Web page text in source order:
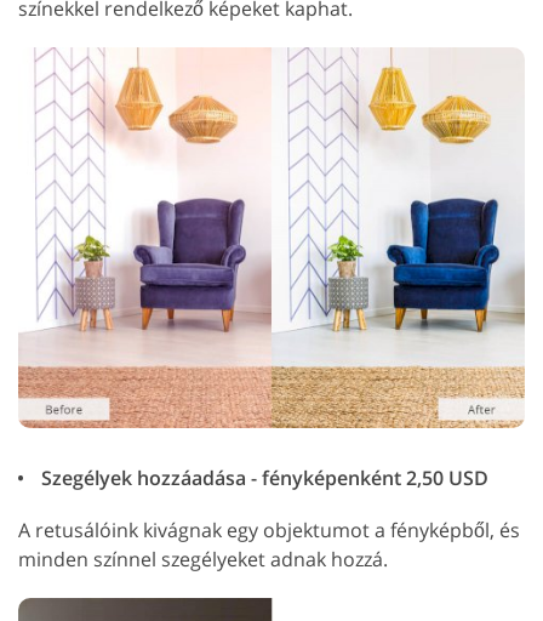
színekkel rendelkező képeket kaphat.
Szegélyek hozzáadása - fényképenként 2,50 USD
A retusálóink kivágnak egy objektumot a fényképből, és
minden színnel szegélyeket adnak hozzá.